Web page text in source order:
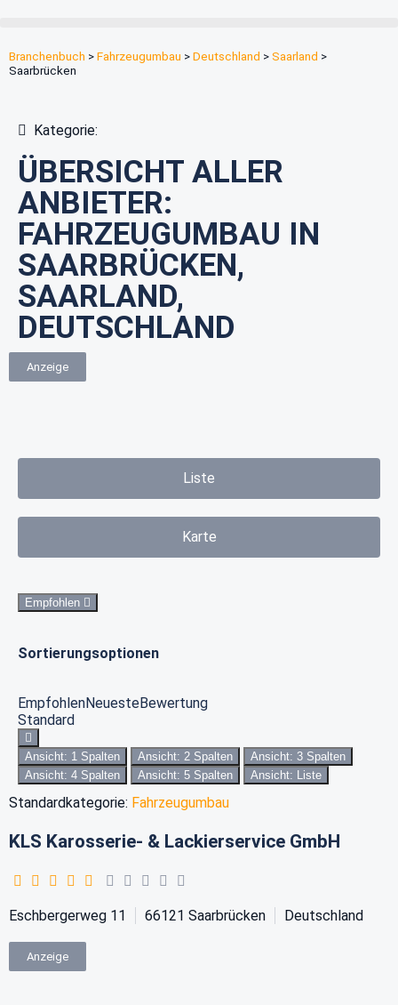
Branchenbuch >Fahrzeugumbau >Deutschland >Saarland >
Saarbrücken
Kategorie:
ÜBERSICHT ALLER
ANBIETER:
FAHRZEUGUMBAU IN
SAARBRÜCKEN,
SAARLAND,
DEUTSCHLAND
Anzeige
Liste
Karte
Empfohlen
Sortierungsoptionen
EmpfohlenNeuesteBewertung
Standard
Ansicht: 1 Spalten Ansicht: 2 Spalten
Ansicht: 3 Spalten
Ansicht: 4 Spalten
Ansicht: 5 Spalten Ansicht: Liste
Standardkategorie: Fahrzeugumbau
KLS Karosserie- & Lackierservice GmbH
Eschbergerweg 11 66121 Saarbrücken Deutschland
Anzeige